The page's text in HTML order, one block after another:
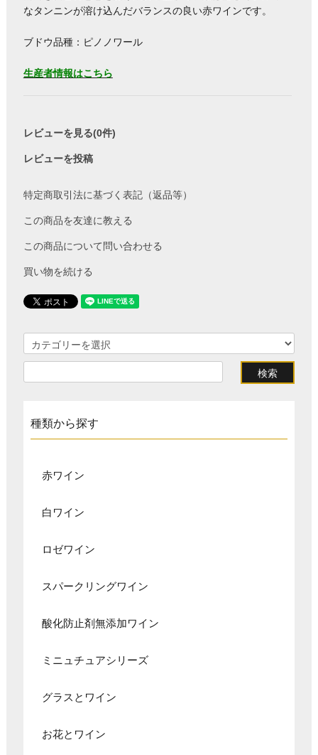
なタンニンが溶け込んだバランスの良い赤ワインです。
ブドウ品種：ピノノワール
生産者情報はこちら
レビューを見る(0件)
レビューを投稿
特定商取引法に基づく表記（返品等）
この商品を友達に教える
この商品について問い合わせる
買い物を続ける
種類から探す
赤ワイン
白ワイン
ロゼワイン
スパークリングワイン
酸化防止剤無添加ワイン
ミニュチュアシリーズ
グラスとワイン
お花とワイン